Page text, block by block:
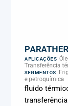
APLICAÇÕES
Transferência
SEGMENTOS
e petroquímica
fluido